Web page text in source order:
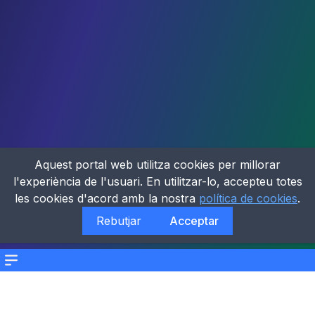
Menu
Aquest portal web utilitza cookies per millorar
l'experiència de l'usuari. En utilitzar-lo, accepteu totes
les cookies d'acord amb la nostra política de cookies.
Rebutjar
Acceptar